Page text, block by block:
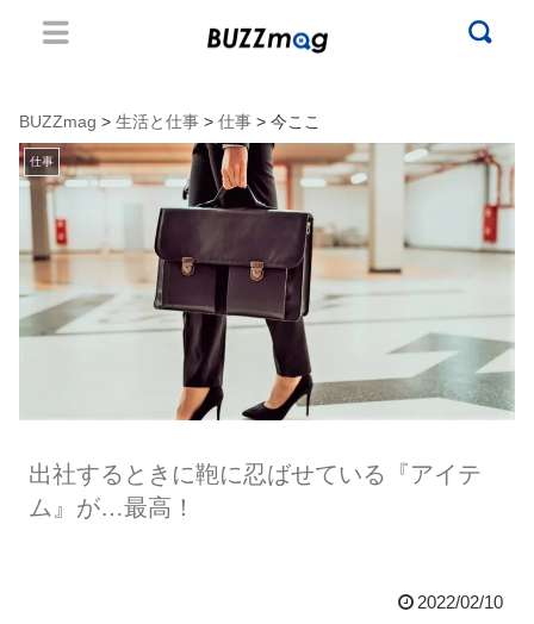
BUZZmag > 生活と仕事 > 仕事 > 今ここ
仕事
出社するときに鞄に忍ばせている『アイテ
ム』が…最高！
2022/02/10